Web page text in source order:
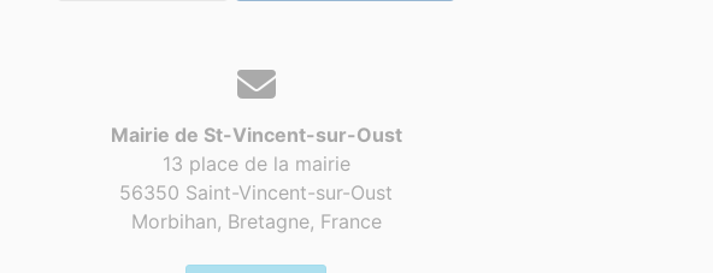
Mairie de St-Vincent-sur-Oust
13 place de la mairie
56350 Saint-Vincent-sur-Oust
Morbihan, Bretagne, France